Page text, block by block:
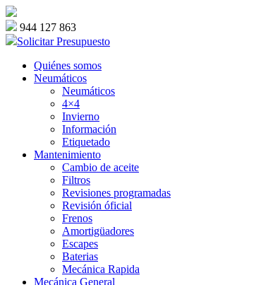
944 127 863
Solicitar Presupuesto
Quiénes somos
Neumáticos
Neumáticos
4×4
Invierno
Información
Etiquetado
Mantenimiento
Cambio de aceite
Filtros
Revisiones programadas
Revisión óficial
Frenos
Amortigüadores
Escapes
Baterias
Mecánica Rapida
Mecánica General